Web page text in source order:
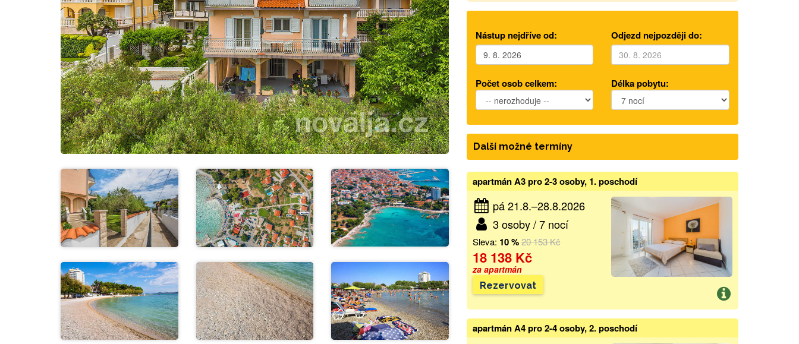
Nástup nejdříve od: Odjezd nejpozději do:
Počet osob celkem: Délka pobytu:
Další možné termíny
apartmán A3 pro 2-3 osoby, 1. poschodí
pá 21.8.–28.8.2026
3 osoby / 7 nocí
Sleva: 10 %20 153 Kč
18 138 Kč
za apartmán
Rezervovat
apartmán A4 pro 2-4 osoby, 2. poschodí